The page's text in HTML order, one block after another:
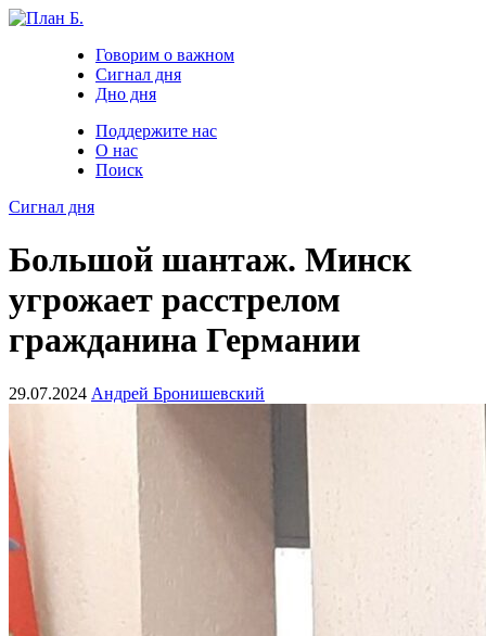
Говорим о важном
Сигнал дня
Дно дня
Поддержите нас
О нас
Поиск
Сигнал дня
Большой шантаж. Минск
угрожает расстрелом
гражданина Германии
29.07.2024 Андрей Бронишевский